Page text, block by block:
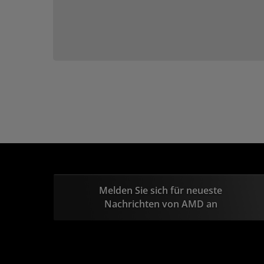
Melden Sie sich für neueste
Nachrichten von AMD an